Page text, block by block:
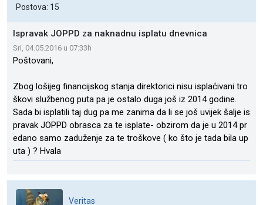
Postova: 15
Ispravak JOPPD za naknadnu isplatu dnevnica
Sri, 04.05.2016 u 07:33h
Poštovani,
Zbog lošijeg financijskog stanja direktorici nisu isplaćivani tro
škovi službenog puta pa je ostalo duga još iz 2014 godine.
Sada bi isplatili taj dug pa me zanima da li se još uvijek šalje is
pravak JOPPD obrasca za te isplate- obzirom da je u 2014 pr
edano samo zaduženje za te troškove ( ko što je tada bila up
uta ) ? Hvala
Veritas